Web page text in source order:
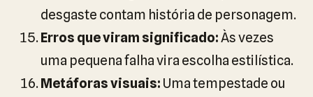
desgaste contam história de personagem.
Erros que viram significado:Às vezes
uma pequena falha vira escolha estilística.
Metáforas visuais: Uma tempestade ou